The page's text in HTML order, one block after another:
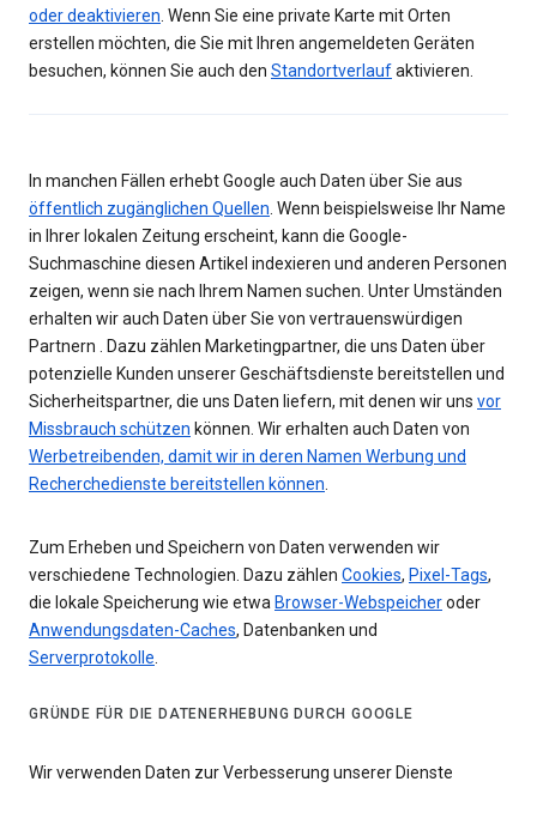
oder deaktivieren. Wenn Sie eine private Karte mit Orten
erstellen möchten, die Sie mit Ihren angemeldeten Geräten
besuchen, können Sie auch den Standortverlaufaktivieren.
In manchen Fällen erhebt Google auch Daten über Sie aus
öffentlich zugänglichen Quellen. Wenn beispielsweise Ihr Name
in Ihrer lokalen Zeitung erscheint, kann die Google-
Suchmaschine diesen Artikel indexieren und anderen Personen
zeigen, wenn sie nach Ihrem Namen suchen. Unter Umständen
erhalten wir auch Daten über Sie von vertrauenswürdigen
Partnern . Dazu zählen Marketingpartner, die uns Daten über
potenzielle Kunden unserer Geschäftsdienste bereitstellen und
Sicherheitspartner, die uns Daten liefern, mit denen wir uns vor
Missbrauch schützen können. Wir erhalten auch Daten von
Werbetreibenden, damit wir in deren Namen Werbung und
Recherchedienste bereitstellen können.
Zum Erheben und Speichern von Daten verwenden wir
verschiedene Technologien. Dazu zählen Cookies, Pixel-Tags,
die lokale Speicherung wie etwa Browser-Webspeicheroder
Anwendungsdaten-Caches, Datenbanken und
Serverprotokolle.
GRÜNDE FÜR DIE DATENERHEBUNG DURCH GOOGLE
Wir verwenden Daten zur Verbesserung unserer Dienste